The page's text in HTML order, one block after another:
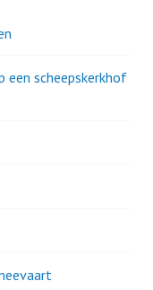
een scheepskerkhof